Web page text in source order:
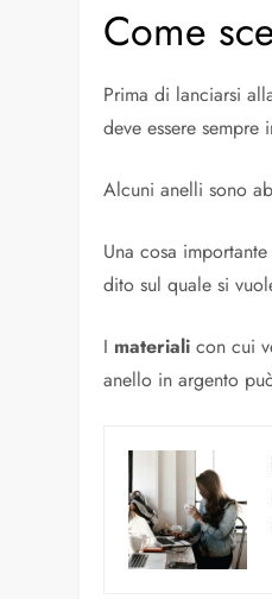
Come
Prima di lanciarsi
deve essere sempre
Alcuni anelli sono
Una cosa
dito sul quale si
I materialicon cui
anello in argento